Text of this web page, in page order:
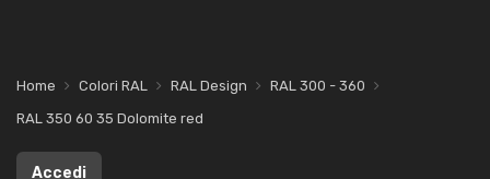
Home Colori RAL RAL Design
RAL 300 - 360
RAL 350 60 35 Dolomite red
Accedi